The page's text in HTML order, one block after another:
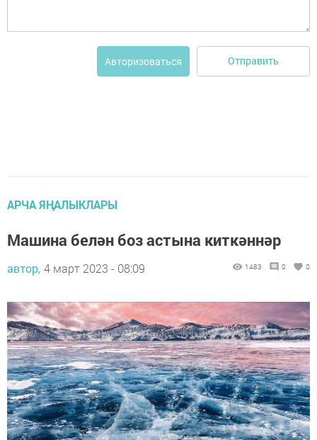
Авторизоваться Отправить
АРЧА ЯҢАЛЫКЛАРЫ
Машина белән боз астына киткәннәр
автор, 4 март 2023 - 08:09 1483 0 0